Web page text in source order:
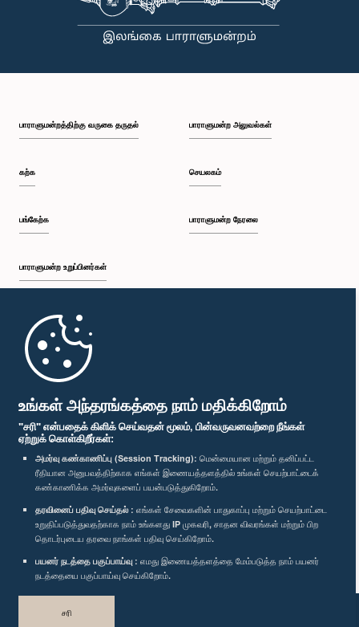
உங்கள் அந்தரங்கத்தை நாம் மதிக்கிறோம்
"சரி" என்பதைக் கிளிக் செய்வதன் மூலம், பின்வருவனவற்றை நீங்கள்
ஏற்றுக் கொள்கிறீர்கள்:
அமர்வு கண்காணிப்பு (Session Tracking): மென்மையான மற்றும் தனிப்பட்ட
ரீதியான அனுபவத்திற்காக எங்கள் இணையத்தளத்தில் உங்கள் செயற்பாட்டைக்
கண்காணிக்க அமர்வுகளைப் பயன்படுத்துகிறோம்.
தரவினைப் பதிவு செய்தல் : எங்கள் சேவைகளின் பாதுகாப்பு மற்றும் செயற்பாட்டை
உறுதிப்படுத்துவதற்காக நாம் உங்களது IP முகவரி, சாதன விவரங்கள் மற்றும் பிற
தொடர்புடைய தரவை நாங்கள் பதிவு செய்கிறோம்.
பயனர் நடத்தை பகுப்பாய்வு : எமது இணையத்தளத்தை மேம்படுத்த நாம் பயனர்
நடத்தையை பகுப்பாய்வு செய்கிறோம்.
சரி
பாராளுமன்றத்திற்கு வருகை தருதல்
கற்க
பங்கேற்க
பாராளுமன்ற உறுப்பினர்கள்
முதற்பக்கம்
பாராளுமன்ற அலுவல்கள்
செயலகம்
பாராளுமன்ற நேரலை
பாராளுமன்ற கையடக்க செயலி
எம்மை பின்தொடர்க :
விருதுகள்
தனியுரிமைக் கொள்கை